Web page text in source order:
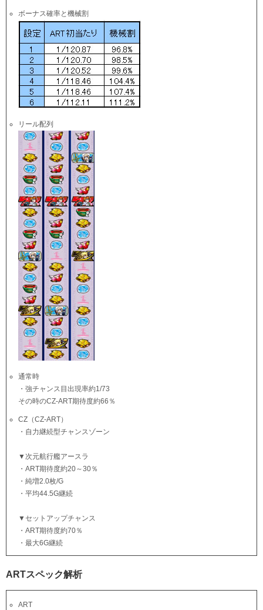
ボーナス確率と機械割
リール配列
通常時
・強チャンス目出現率約1/73
その時のCZ-ART期待度約66％
CZ（CZ-ART）
・自力継続型チャンスゾーン
▼次元航行艦アースラ
・ART期待度約20～30％
・純増2.0枚/G
・平均44.5G継続
▼セットアップチャンス
・ART期待度約70％
・最大6G継続
ARTスペック解析
ART